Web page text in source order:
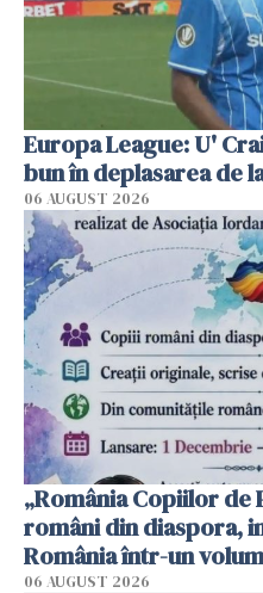
Europa League: U'
bun în deplasarea de
06 AUGUST 2026
„România Copiilor
români din diaspora,
România într-un
06 AUGUST 2026